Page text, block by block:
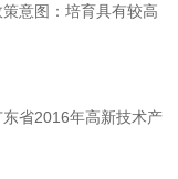
意图：培育具有较高
省2016年高新技术产